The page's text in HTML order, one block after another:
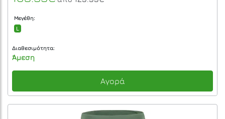
Μεγέθη:
L
Διαθεσιμότητα:
Άμεση
Αγορά